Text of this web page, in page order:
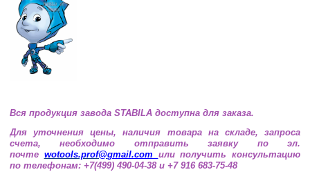
Вся продукция завода STABILA доступна для заказа.
Для уточнения цены, наличия товара на складе, запроса
счета, необходимо отправить заявку по эл.
почте wotools.prof@gmail.com или получить консультацию
по телефонам: +7(499) 490-04-38 и +7 916 683-75-48